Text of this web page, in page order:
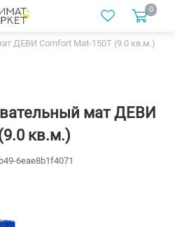
0
пол
ДЕВИ Comfort Mat-150T (9.0 кв.м.)
мат ДЕВИ
кв.м.)
6eae8b1f4071